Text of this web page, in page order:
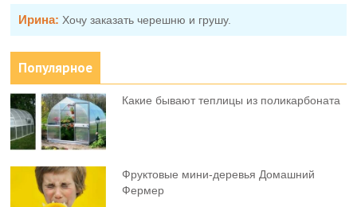
Ирина: Хочу заказать черешню и грушу.
Популярное
Какие бывают теплицы из поликарбоната
Фруктовыe мини-деревья Домашний
Фермер